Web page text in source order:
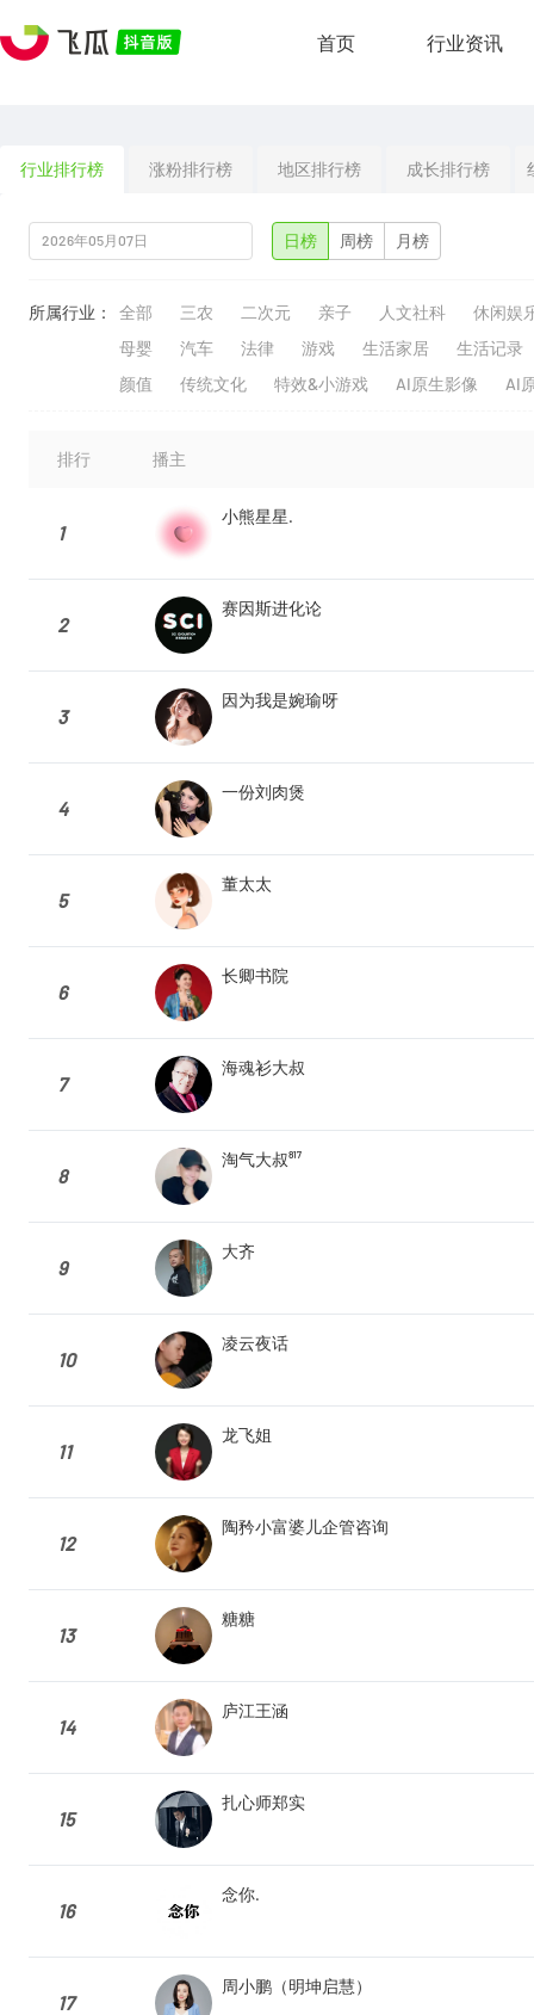
首页 行业资讯
行业排行榜 涨粉排行榜 地区排行榜 成长排行榜
日榜 周榜 月榜
所属行业： 全部 三农 二次元 亲子 人文社科
休闲娱
母婴
汽车 法律 游戏 生活家居
生活记录
颜值
传统文化 特效&小游戏 AI原生影像 AI
排行 播主
1
小熊星星.
2
赛因斯进化论
3
因为我是婉瑜呀
4
一份刘肉煲
5
董太太
6
长卿书院
7
海魂衫大叔
8
淘气大叔⁸¹⁷
9
大齐
10
凌云夜话
11
龙飞姐
12
陶矜小富婆儿企管咨询
13
糖糖
14
庐江王涵
15
扎心师郑实
16
念你.
17
周小鹏（明坤启慧）